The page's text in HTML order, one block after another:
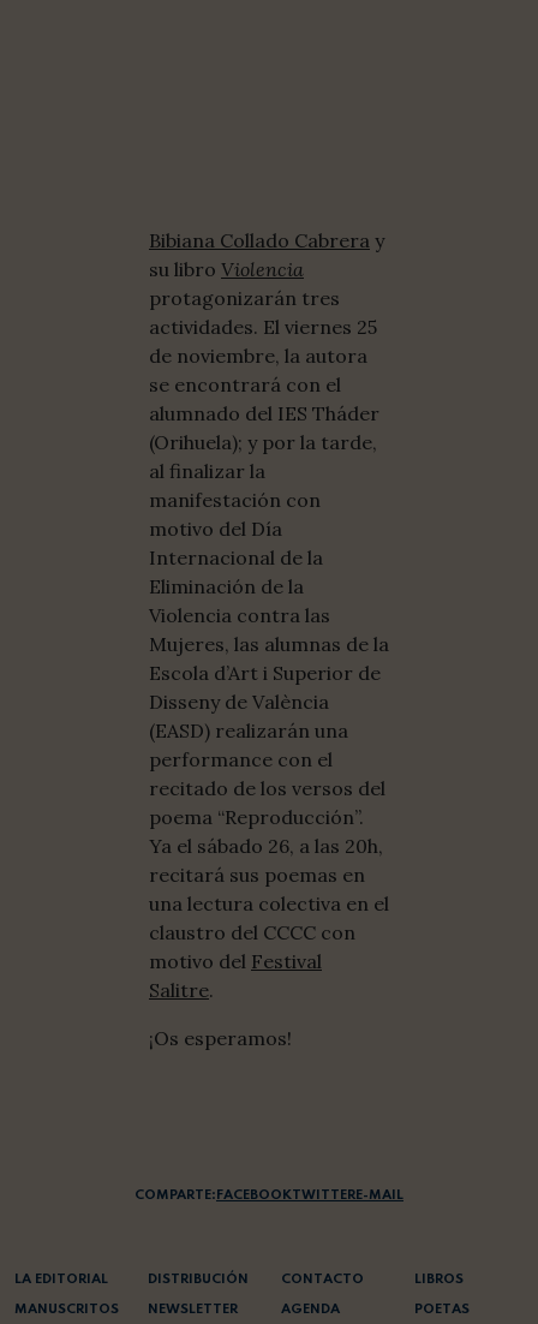
Bibiana Collado Cabrera y
su libro Violencia
protagonizarán tres
actividades. El viernes 25
de noviembre, la autora
se encontrará con el
alumnado del IES Tháder
(Orihuela); y por la tarde,
al finalizar la
manifestación con
motivo del Día
Internacional de la
Eliminación de la
Violencia contra las
Mujeres, las alumnas de la
Escola d’Art i Superior de
Disseny de València
(EASD) realizarán una
performance con el
recitado de los versos del
poema “Reproducción”.
Ya el sábado 26, a las 20h,
recitará sus poemas en
una lectura colectiva en el
claustro del CCCC con
motivo del Festival
Salitre.
¡Os esperamos!
COMPARTE: FACEBOOK TWITTERE-MAIL
LA EDITORIAL
MANUSCRITOS
DISTRIBUCIÓN
NEWSLETTER
CONTACTO
AGENDA
LIBROS
POETAS